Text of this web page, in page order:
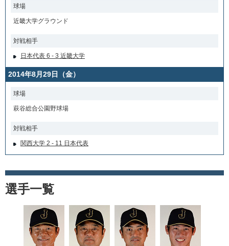
球場
近畿大学グラウンド
対戦相手
日本代表 6 - 3 近畿大学
2014年8月29日（金）
球場
萩谷総合公園野球場
対戦相手
関西大学 2 - 11 日本代表
選手一覧